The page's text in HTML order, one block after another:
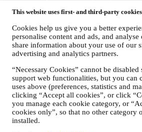
This website uses first- and third-party cookies
Cookies help us give you a better
personalise content and ads, and
share information about your use of our
advertising and analytics partners.
“Necessary Cookies” cannot be disabled
support web functionalities, but you can
uses above (preferences, statistics and
clicking “Accept all cookies”, or click
you manage each cookie category, or
cookies only”, so that no other category
installed.
lorsque vous vous abonnez à nos
personnelles peuvent concerner :
le nom, le prénom, l'adresse
et autres coordonnées (adresse et
création d’un compte Le Creuset ou
qu’utilisateur invité, ou
marketing sur le site Web ou en
vos données d’achat, par exemple la
les données de livraison, les
paiement, ainsi que les données
commandes.